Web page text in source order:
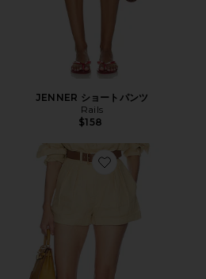
JENNER ショートパンツ
Rails
$158
Favorite WASHED